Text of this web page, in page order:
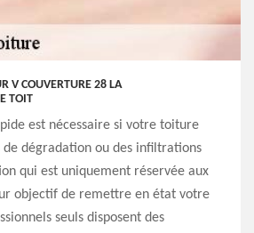
V COUVERTURE 28 LA
TOIT
est nécessaire si votre toiture
de dégradation ou des infiltrations
qui est uniquement réservée aux
objectif de remettre en état votre
seuls disposent des